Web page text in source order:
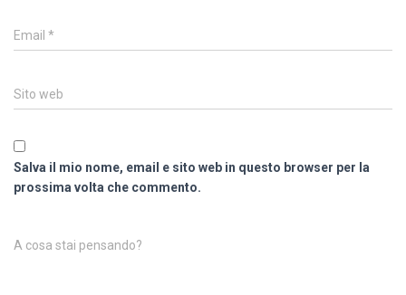
Email *
Sito web
Salva il mio nome, email e sito web in questo browser per la
prossima volta che commento.
A cosa stai pensando?